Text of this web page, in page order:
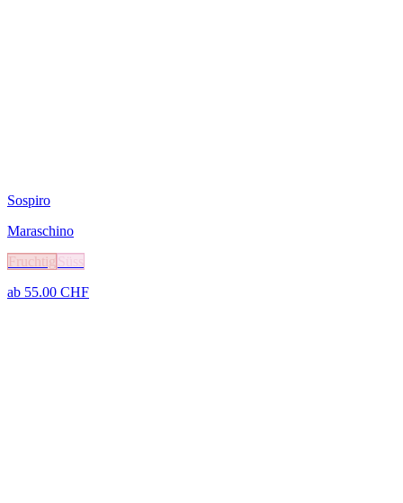
Sospiro
Maraschino
Fruchtig Süss
ab 55.00 CHF